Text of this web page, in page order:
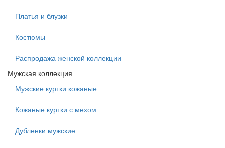
Платья и блузки
Костюмы
Распродажа женской коллекции
Мужская коллекция
Мужские куртки кожаные
Кожаные куртки с мехом
Дубленки мужские